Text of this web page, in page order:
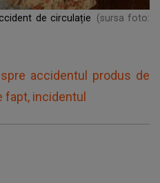
de circulație
(sursa foto:
accidentul produs de
fapt, incidentul